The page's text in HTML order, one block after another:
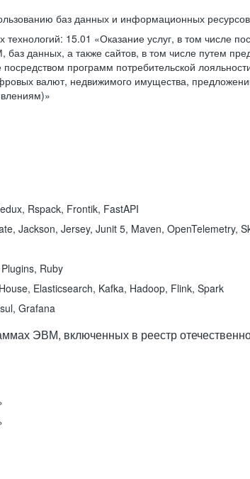
баз данных и информационных
технологий: 15.01 «Оказание услуг, в том числе
данных, а также сайтов, в том числе путем
программ потребительской
валют, недвижимого имущества,
Rspack, Frontik, FastAPI
Jackson, Jersey, Junit 5, Maven, OpenTelemetry,
Ruby
Elasticsearch, Kafka, Hadoop, Flink, Spark
Grafana
ЭВМ, включенных в реестр